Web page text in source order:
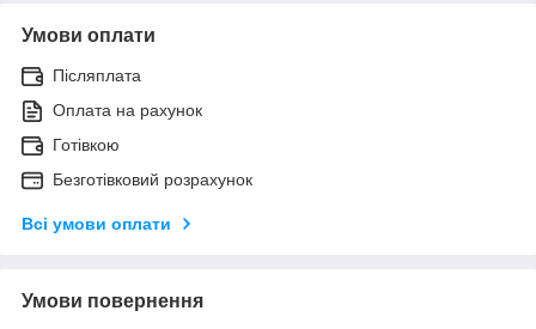
Умови оплати
Післяплата
Оплата на рахунок
Готівкою
Безготівковий розрахунок
Всі умови оплати
Умови повернення